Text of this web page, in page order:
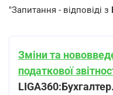
"Запитання - відповіді
Зміни та
податкової